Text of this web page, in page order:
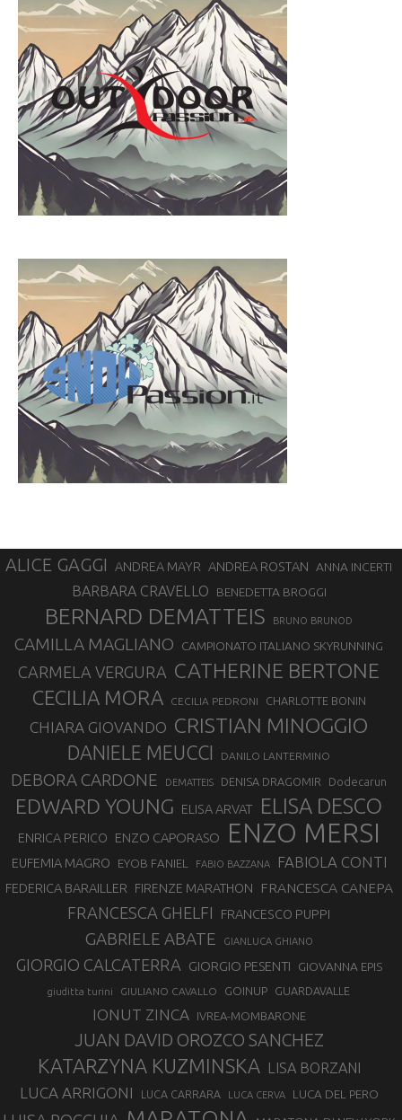
ALICE GAGGI ANDREA MAYR ANDREA ROSTAN ANNA INCERTI
BARBARA CRAVELLO BENEDETTA BROGGI
BERNARD DEMATTEIS BRUNO BRUNOD
CAMILLA MAGLIANO CAMPIONATO ITALIANO SKYRUNNING
CARMELA VERGURA CATHERINE BERTONE
CECILIA MORA CECILIA PEDRONI CHARLOTTE BONIN
CHIARA GIOVANDO CRISTIAN MINOGGIO
DANIELE MEUCCI DANILO LANTERMINO
DEBORA CARDONE DEMATTEIS DENISA DRAGOMIR Dodecarun
EDWARD YOUNG ELISA ARVAT ELISA DESCO
ENRICA PERICO ENZO CAPORASO ENZO MERSI
EUFEMIA MAGRO EYOB FANIEL FABIO BAZZANA FABIOLA CONTI
FEDERICA BARAILLER FIRENZE MARATHON FRANCESCA CANEPA
FRANCESCA GHELFI FRANCESCO PUPPI
GABRIELE ABATE GIANLUCA GHIANO
GIORGIO CALCATERRA GIORGIO PESENTI GIOVANNA EPIS
giuditta turini GIULIANO CAVALLO GOINUP GUARDAVALLE
IONUT ZINCA IVREA-MOMBARONE
JUAN DAVID OROZCO SANCHEZ
KATARZYNA KUZMINSKA LISA BORZANI
LUCA ARRIGONI LUCA CARRARA LUCA CERVA LUCA DEL PERO